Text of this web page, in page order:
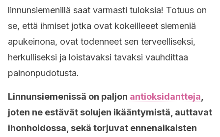
linnunsiemenillä saat varmasti tuloksia! Totuus on
se, että ihmiset jotka ovat kokeilleeet siemeniä
apukeinona, ovat todenneet sen terveelliseksi,
herkulliseksi ja loistavaksi tavaksi vauhdittaa
painonpudotusta.
Linnunsiemenissä on paljon antioksidantteja
joten ne estävät solujen ikääntymistä, auttavat
ihonhoidossa, sekä torjuvat ennenaikaisten